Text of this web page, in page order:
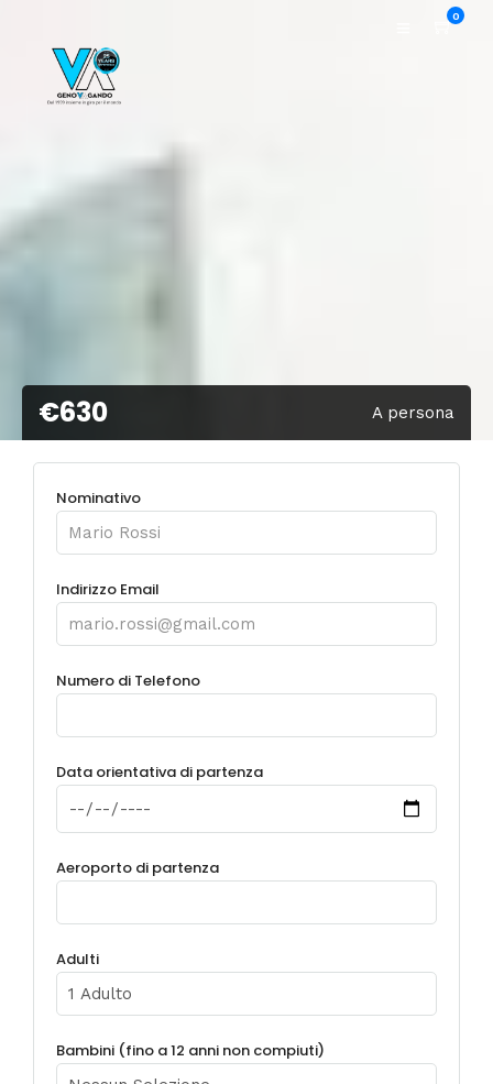
0
€630 A persona
Nominativo
Indirizzo Email
Numero di Telefono
Data orientativa di partenza
Aeroporto di partenza
Adulti
Bambini (fino a 12 anni non compiuti)